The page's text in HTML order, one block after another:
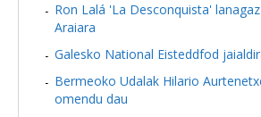
Ron Lalá 'La Desconquista'
Araiara
Galesko National Eisteddfod
Bermeoko Udalak Hilario
omendu dau